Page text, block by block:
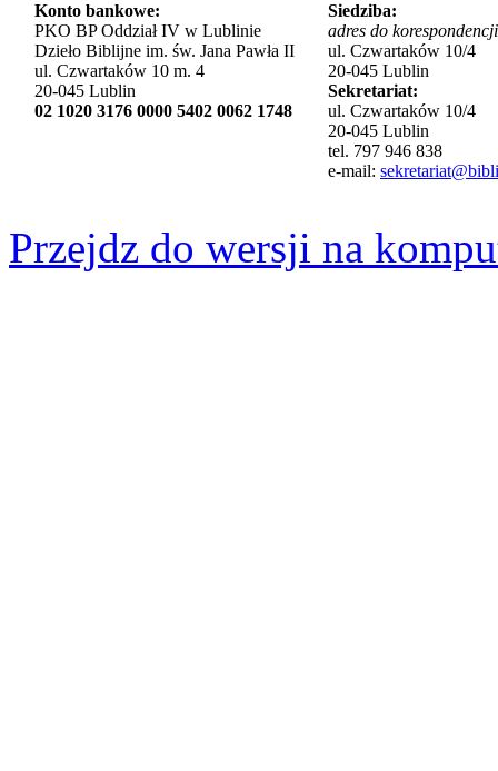
Konto bankowe:
PKO BP Oddział IV w Lublinie
Dzieło Biblijne im. św. Jana Pawła II
ul. Czwartaków 10 m. 4
20-045 Lublin
02 1020 3176 0000 5402 0062 1748
Siedziba:
adres do
ul. Czwartaków 10/4
20-045 Lublin
Sekretariat:
ul. Czwartaków 10/4
20-045 Lublin
tel. 797 946 838
e-mail:
Przejdz do wersji na